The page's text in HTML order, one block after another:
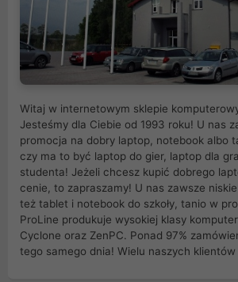
Witaj w internetowym sklepie
Jesteśmy dla Ciebie od 1993 roku! U nas
promocja na dobry laptop, notebook albo
czy ma to być laptop do gier, laptop dla
studenta! Jeżeli chcesz kupić dobrego
cenie, to zapraszamy! U nas zawsze
też tablet i notebook do szkoły, tanio w
ProLine produkuje wysokiej klasy
Cyclone oraz ZenPC. Ponad 97%
tego samego dnia! Wielu naszych